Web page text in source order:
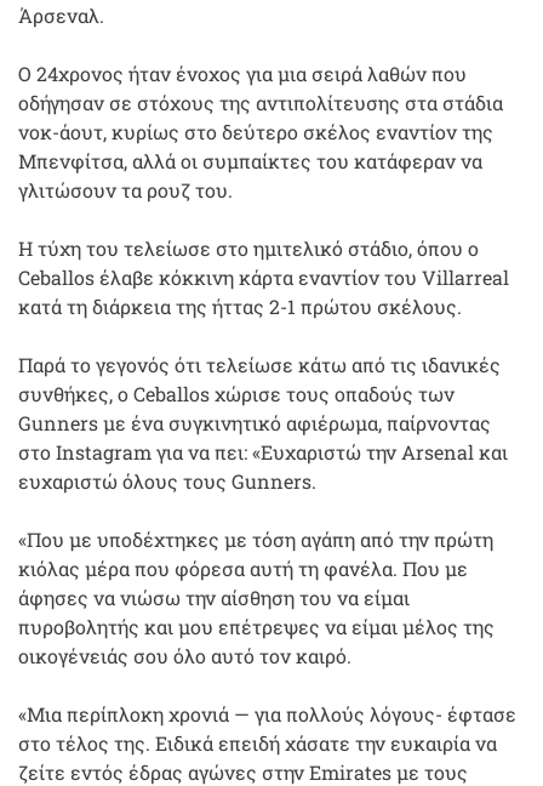
Άρσεναλ.
Ο 24χρονος ήταν ένοχος για μια σειρά λαθών που
οδήγησαν σε στόχους της αντιπολίτευσης στα στάδια
νοκ-άουτ, κυρίως στο δεύτερο σκέλος εναντίον της
Μπενφίτσα, αλλά οι συμπαίκτες του κατάφεραν να
γλιτώσουν τα ρουζ του.
Η τύχη του τελείωσε στο ημιτελικό στάδιο, όπου ο
Ceballos έλαβε κόκκινη κάρτα εναντίον του Villarreal
κατά τη διάρκεια της ήττας 2-1 πρώτου σκέλους.
Παρά το γεγονός ότι τελείωσε κάτω από τις ιδανικές
συνθήκες, ο Ceballos χώρισε τους οπαδούς των
Gunners με ένα συγκινητικό αφιέρωμα, παίρνοντας
στο Instagram για να πει: «Ευχαριστώ την Arsenal και
ευχαριστώ όλους τους Gunners.
«Που με υποδέχτηκες με τόση αγάπη από την πρώτη
κιόλας μέρα που φόρεσα αυτή τη φανέλα. Που με
άφησες να νιώσω την αίσθηση του να είμαι
πυροβολητής και μου επέτρεψες να είμαι μέλος της
οικογένειάς σου όλο αυτό τον καιρό.
«Μια περίπλοκη χρονιά — για πολλούς λόγους- έφτασε
στο τέλος της. Ειδικά επειδή χάσατε την ευκαιρία να
ζείτε εντός έδρας αγώνες στην Emirates με τους